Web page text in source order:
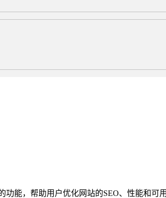
功能，帮助用户优化网站的SEO、性能和可用